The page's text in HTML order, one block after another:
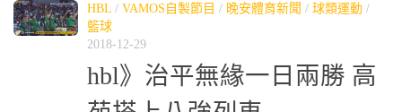
HBL / VAMOS自製節目 / 晚安體育新聞 / 球類運動 /
籃球
2018-12-29
hbl》治平無緣一日兩勝 高